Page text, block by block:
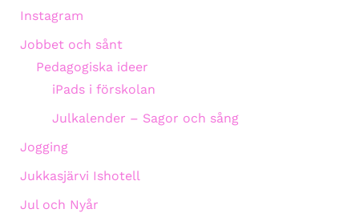
Instagram
Jobbet och sånt
Pedagogiska ideer
iPads i förskolan
Julkalender – Sagor och sång
Jogging
Jukkasjärvi Ishotell
Jul och Nyår